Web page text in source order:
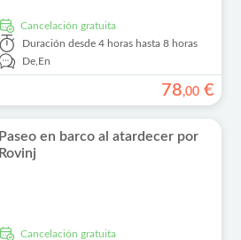
cancelación gratuita
Duración desde 4 horas hasta 8 horas
De,En
78,00 €
Paseo en barco al atardecer por
Rovinj
cancelación gratuita